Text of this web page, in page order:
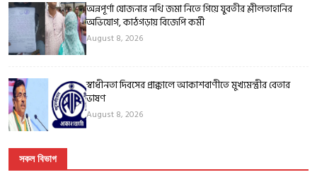
অন্নপূর্ণা যোজনার নথি জমা নিতে গিয়ে যুবতীর শ্লীলতাহানির
অভিযোগ, কাঠগড়ায় বিজেপি কর্মী
August 8, 2026
স্বাধীনতা দিবসের প্রাক্কালে আকাশবাণীতে মুখ্যমন্ত্রীর বেতার
ভাষণ
August 8, 2026
সকল বিভাগ